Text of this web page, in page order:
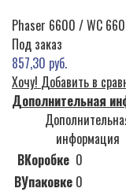
Phaser 6600 / WC
Под заказ
857,30 руб.
Хочу! Добавить в
Дополнительная
информация
ВКоробке 0
ВУпаковке 0